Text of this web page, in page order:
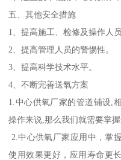
五、其他安全措施
1、提高施工、检修及操作人
2、提高管理人员的警惕性。
3、提高科学技术水平。
4、不断完善送氧方案
1.中心供氧厂家的管道铺设,
操作来说,那么我们就需要掌握
2.中心供氧厂家应用中，掌
使用效果更好，应用寿命更